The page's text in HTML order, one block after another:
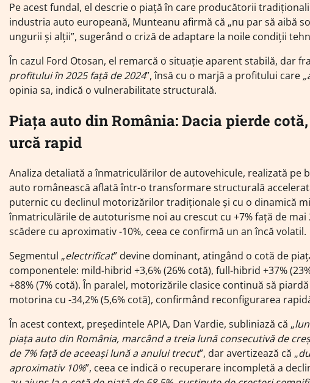
Pe acest fundal, el descrie o piață în care producătorii
industria auto europeană, Munteanu afirmă că „nu par să aibă
ungurii și alții”, sugerând o criză de adaptare la noile condiții
În cazul Ford Otosan, el remarcă o situație aparent stabilă, dar
profitului în 2025 față de 2024”, însă cu o marjă a profitului care
opinia sa, indică o vulnerabilitate structurală.
Piața auto din România: Dacia pierde
urcă rapid
Analiza detaliată a înmatriculărilor de autovehicule, realizată pe
auto românească aflată într-o transformare structurală
puternic cu declinul motorizărilor tradiționale și cu o dinamică
înmatriculările de autoturisme noi au crescut cu +7% față de
scădere cu aproximativ -10%, ceea ce confirmă un an încă volatil.
Segmentul „electrificat” devine dominant, atingând o cotă de
componentele: mild-hibrid +3,6% (26% cotă), full-hibrid +37%
+88% (7% cotă). În paralel, motorizările clasice continuă să
motorina cu -34,2% (5,6% cotă), confirmând reconfigurarea
În acest context, președintele APIA, Dan Vardie, subliniază că „
piața auto din România, marcând a treia lună consecutivă de
de 7% față de aceeași lună a anului trecut”, dar avertizează că „
aproximativ 10%”, ceea ce indică o recuperare incompletă a